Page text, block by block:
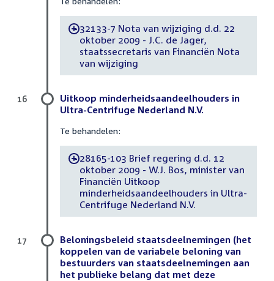
-32133-7 Nota van wijziging d.d. 22
oktober 2009 - J.C. de Jager,
staatssecretaris van Financiën Nota
van wijziging
Uitkoop minderheidsaandeelhouders in
Ultra-Centrifuge Nederland N.V.
Te behandelen:
-28165-103 Brief regering d.d. 12
oktober 2009 - W.J. Bos, minister van
Financiën Uitkoop
minderheidsaandeelhouders in Ultra-
Centrifuge Nederland N.V.
16
Beloningsbeleid staatsdeelnemingen (het
koppelen van de variabele beloning van
bestuurders van staatsdeelnemingen aan
het publieke belang dat met deze
17